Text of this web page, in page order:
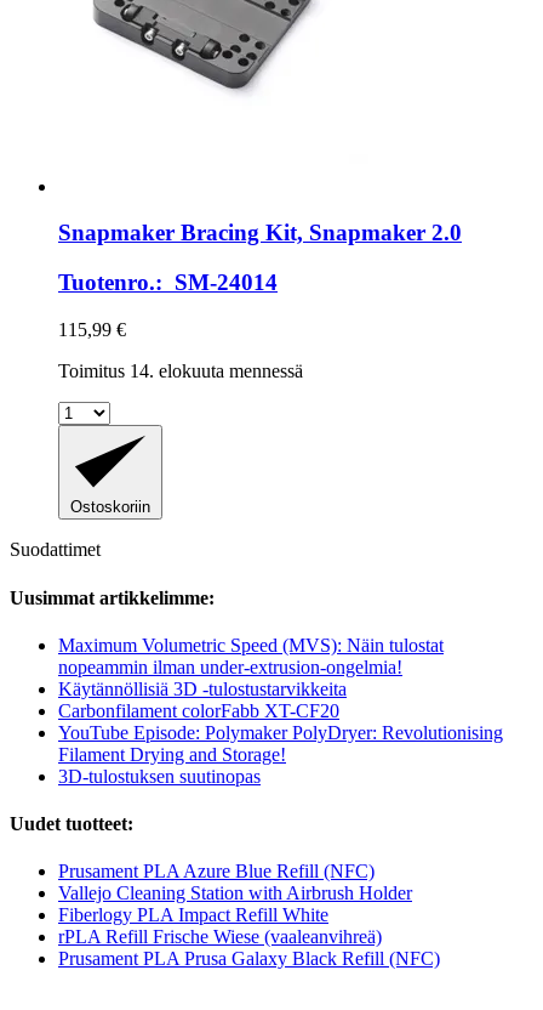
Snapmaker Bracing Kit, Snapmaker 2.0
Tuotenro.: SM-24014
115,99 €
Toimitus 14. elokuuta mennessä
Ostoskoriin
Suodattimet
Uusimmat artikkelimme:
Maximum Volumetric Speed (MVS): Näin tulostat
nopeammin ilman under-extrusion-ongelmia!
Käytännöllisiä 3D -tulostustarvikkeita
Carbonfilament colorFabb XT-CF20
YouTube Episode: Polymaker PolyDryer: Revolutionising
Filament Drying and Storage!
3D-tulostuksen suutinopas
Uudet tuotteet:
Prusament PLA Azure Blue Refill (NFC)
Vallejo Cleaning Station with Airbrush Holder
Fiberlogy PLA Impact Refill White
rPLA Refill Frische Wiese (vaaleanvihreä)
Prusament PLA Prusa Galaxy Black Refill (NFC)